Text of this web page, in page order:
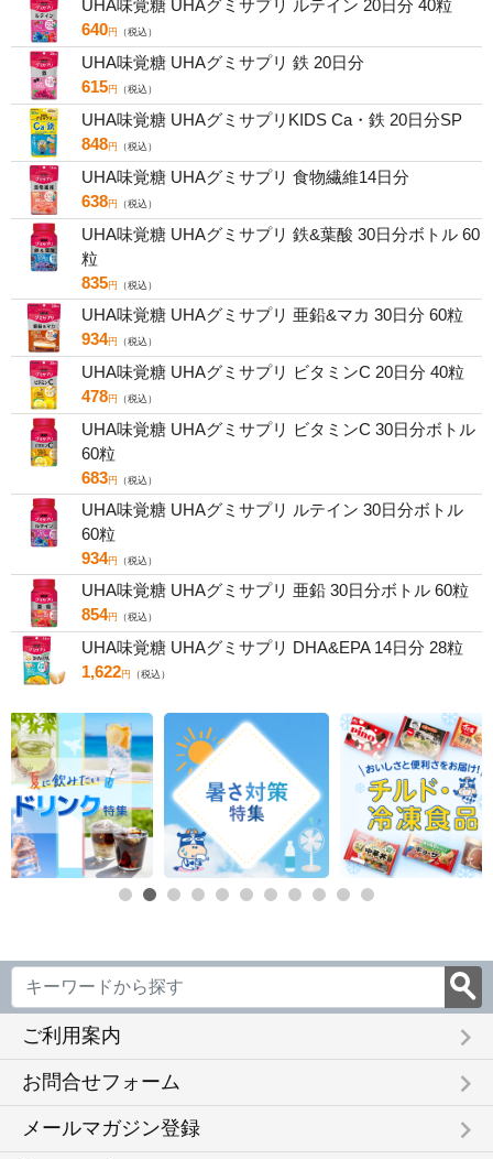
UHA味覚糖 UHAグミサプリ ルテイン 20日分 40粒
640円 （税込）
UHA味覚糖 UHAグミサプリ 鉄 20日分
615円 （税込）
UHA味覚糖 UHAグミサプリKIDS Ca・鉄 20日分SP
848円 （税込）
UHA味覚糖 UHAグミサプリ 食物繊維14日分
638円 （税込）
UHA味覚糖 UHAグミサプリ 鉄&葉酸 30日分ボトル 60
粒
835円 （税込）
UHA味覚糖 UHAグミサプリ 亜鉛&マカ 30日分 60粒
934円 （税込）
UHA味覚糖 UHAグミサプリ ビタミンC 20日分 40粒
478円 （税込）
UHA味覚糖 UHAグミサプリ ビタミンC 30日分ボトル
60粒
683円 （税込）
UHA味覚糖 UHAグミサプリ ルテイン 30日分ボトル
60粒
934円 （税込）
UHA味覚糖 UHAグミサプリ 亜鉛 30日分ボトル 60粒
854円 （税込）
UHA味覚糖 UHAグミサプリ DHA&EPA 14日分 28粒
1,622円 （税込）
ご利用案内 keyboard_arrow_right
お問合せフォーム keyboard_arrow_right
メールマガジン登録 keyboard_arrow_right